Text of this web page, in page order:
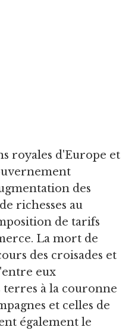
royales d'Europe et
des
richesses au
de tarifs
La mort de
des croisades et
eux
à la couronne
et celles de
également le